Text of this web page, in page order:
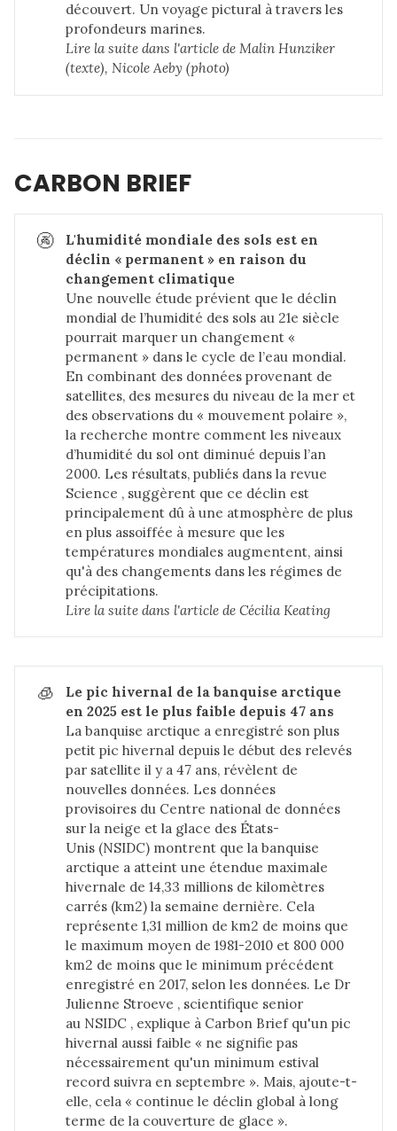
découvert. Un voyage pictural à travers les
profondeurs marines.
Lire la suite dans l'article de Malin Hunziker
(texte), Nicole Aeby (photo)
CARBON BRIEF
🚱
L'humidité mondiale des sols est en
déclin « permanent » en raison du
changement climatique
Une nouvelle étude prévient que le déclin
mondial de l’humidité des sols au 21e siècle
pourrait marquer un changement «
permanent » dans le cycle de l’eau mondial.
En combinant des données provenant de
satellites, des mesures du niveau de la mer et
des observations du « mouvement polaire »,
la recherche montre comment les niveaux
d’humidité du sol ont diminué depuis l’an
2000. Les résultats, publiés dansla revue
Science , suggèrent que ce déclin est
principalement dû à une atmosphère de plus
en plus assoiffée à mesure que les
températures mondiales augmentent, ainsi
qu'à des changements dans les régimes de
précipitations.
Lire la suite dans l'article de Cécilia Keating
🧊
Le pic hivernal de la banquise arctique
en 2025 est le plus faible depuis 47 ans
La banquise arctique a enregistré son plus
petit pic hivernal depuis le début des relevés
par satellite il y a 47 ans, révèlent de
nouvelles données. Les données
provisoires du Centre national de données
sur la neige et la glace des États-
Unis (NSIDC) montrent que la banquise
arctique a atteint une étendue maximale
hivernale de 14,33 millions de kilomètres
carrés (km2) la semaine dernière. Cela
représente 1,31 million de km2 de moins que
le maximum moyen de 1981-2010 et 800 000
km2 de moins que le minimum précédent
enregistré en 2017, selon les données. Le Dr
Julienne Stroeve , scientifique senior
au NSIDC , explique à Carbon Brief qu'un pic
hivernal aussi faible « ne signifie pas
nécessairement qu'un minimum estival
record suivra en septembre ». Mais, ajoute-t-
elle, cela « continue le déclin global à long
terme de la couverture de glace ».